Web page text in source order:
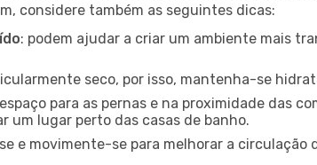
considere também as seguintes dicas:
: podem ajudar a criar um ambiente mais
seco, por isso, mantenha-se
para as pernas e na proximidade das
um lugar perto das casas de banho.
e movimente-se para melhorar a circulação